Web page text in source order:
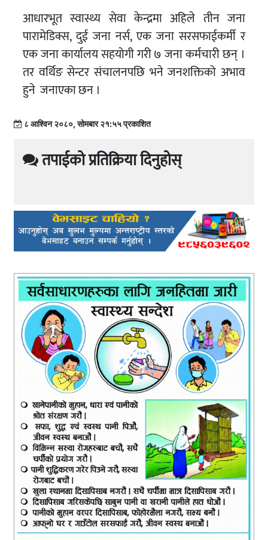
आधारभूत स्वास्थ्य सेवा केन्द्रमा अहिले तीन जना
पारामेडिक्स, दुई जना नर्स, एक जना सरसफाईकर्मी र
एक जना कार्यालय सहयोगी गरी ७ जना कर्मचारी छन् ।
तर वर्थिङ सेन्टर संचालनपछि भने जनशक्तिको अभाव
हुने जनाएका छन ।
८ आश्विन २०८०, सोमबार २१:५५ प्रकाशित
तपाईको प्रतिक्रिया दिनुहोस्